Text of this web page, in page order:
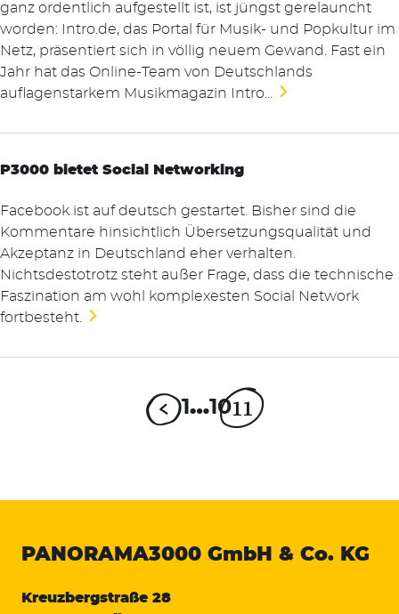
ganz ordentlich aufgestellt ist, ist jüngst gerelauncht
worden: Intro.de, das Portal für Musik- und Popkultur im
Netz, präsentiert sich in völlig neuem Gewand. Fast ein
Jahr hat das Online-Team von Deutschlands
auflagenstarkem Musikmagazin Intro...
P3000 bietet Social Networking
Facebook ist auf deutsch gestartet. Bisher sind die
Kommentare hinsichtlich Übersetzungsqualität und
Akzeptanz in Deutschland eher verhalten.
Nichtsdestotrotz steht außer Frage, dass die technische
Faszination am wohl komplexesten Social Network
fortbesteht.
1 …1011
PANORAMA3000 GmbH & Co. KG
Kreuzbergstraße 28